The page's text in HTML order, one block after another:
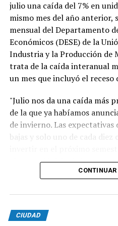
julio una caída del 7% en
mismo mes del año anterior,
mensual del Departamento
Económicos (DESE) de la
Industria y la Producción de
trata de la caída interanual
un mes que incluyó el receso
"Julio nos da una caída más
de la que ya habíamos
de invierno. Las expectativas
bajas y solo uno de cada diez
alcanza al inicio de la
meses de caída en ventas y
cada 100 comerciantes
buena, y eso frena la
CONTINUAR
CIUDAD